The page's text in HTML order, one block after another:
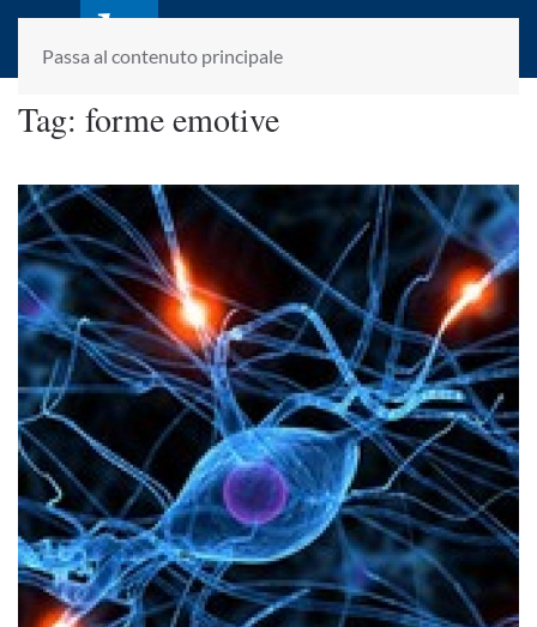
Passa al contenuto principale
laletteraturaenoi.it
fondato da Romano Luperini
Tag: forme emotive